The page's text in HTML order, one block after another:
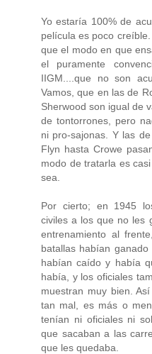
Yo estaría 100% de
película es poco
que el modo en que
el puramente
IIGM....que no son
Vamos, que en las de
Sherwood son igual de
de tontorrones, pero
ni pro-sajonas. Y las
Flyn hasta Crowe
modo de tratarla es
sea.
Por cierto; en 1945
civiles a los que no les
entrenamiento al
batallas habían
habían caído y había
había, y los oficiales
muestran muy bien.
tan mal, es más o
tenían ni oficiales ni
que sacaban a las
que les quedaba.